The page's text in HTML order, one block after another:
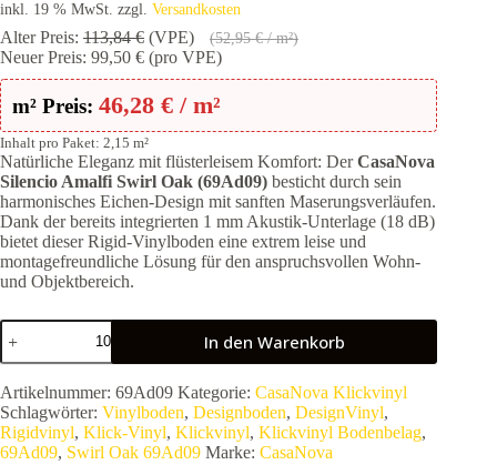
war:
113,84 €
ist:
99,50 €.
inkl. 19 % MwSt. zzgl. Versandkosten
Alter Preis: 113,84€ (VPE) (52,95€/ m²)
Neuer Preis: 99,50 € (pro VPE)
m² Preis: 46,28 € / m²
Inhalt pro Paket: 2,15 m²
Natürliche Eleganz mit flüsterleisem Komfort: DerCasaNova
Silencio Amalfi Swirl Oak (69Ad09) besticht durch sein
harmonisches Eichen-Design mit sanften Maserungsverläufen.
Dank der bereits integrierten 1 mm Akustik-Unterlage (18 dB)
bietet dieser Rigid-Vinylboden eine extrem leise und
montagefreundliche Lösung für den anspruchsvollen Wohn-
und Objektbereich.
CasaNova
Silencio
Amalfi
Swirl
Oak
69Ad09
|
Rigid-
In den Warenkorb
Artikelnummer: 69Ad09 Kategorie: CasaNova Klickvinyl
Schlagwörter: Vinylboden, Designboden, DesignVinyl,
Rigidvinyl, Klick-Vinyl, Klickvinyl, Klickvinyl Bodenbelag,
69Ad09, Swirl Oak 69Ad09 Marke: CasaNova